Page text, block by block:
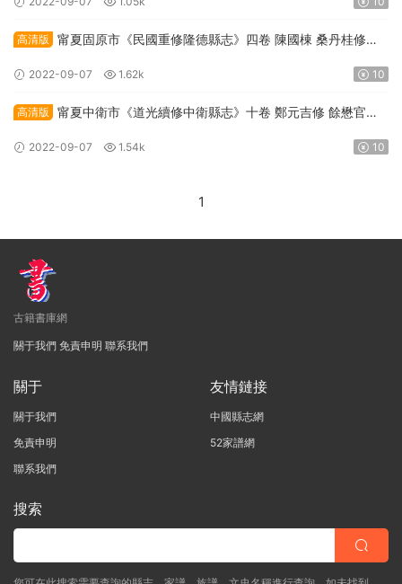
高清版
甯夏固原市《民國重修隆德縣志》四卷 陳國棟 桑丹桂修纂
2022-09-07 1.62k 10
高清版
甯夏中衛市《道光續修中衛縣志》十卷 鄭元吉修 餘懋官纂
2022-09-07 1.54k 10
1
古籍書庫網
關于我們 免責申明 聯系我們
關于
關于我們
免責申明
聯系我們
友情鏈接
中國縣志網
52家譜網
搜索